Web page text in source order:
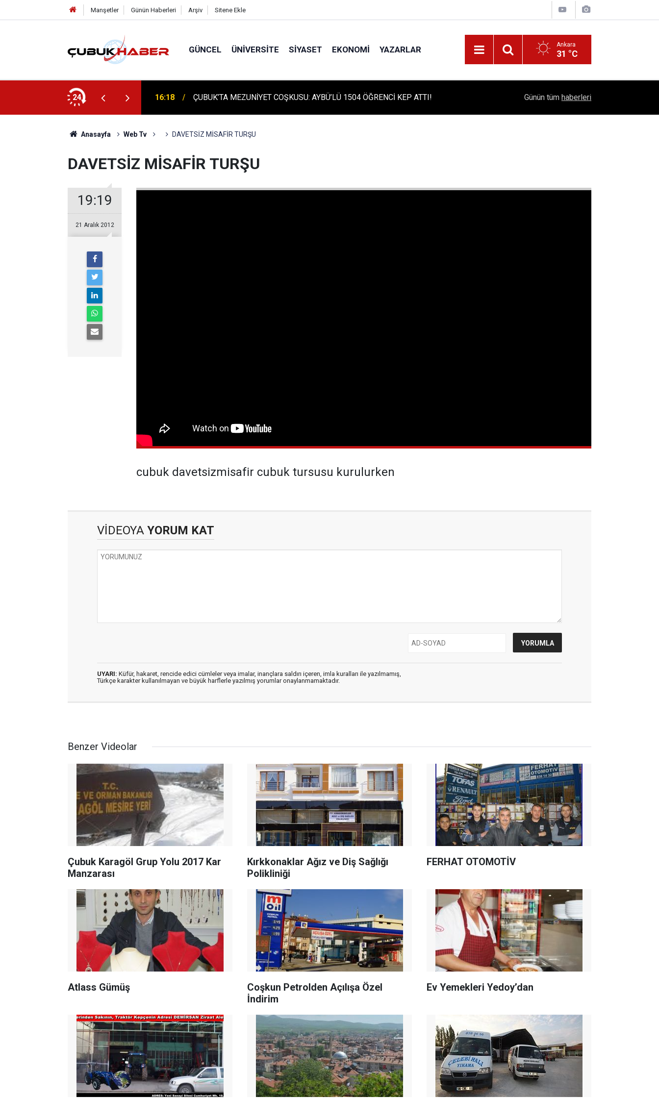
Manşetler Günün Haberleri Arşiv Sitene Ekle
GÜNCEL ÜNIVERSITE SIYASET EKONOMI YAZARLAR Ankara
31 °C
24
AYBÜ’LÜ 1504 ÖĞRENCİ KEP ATTI! 16:14
ÇUBUK'TA TARİHİ GÜN: PROTÜRK PLAZMA FRAKSİNASYON TESİSİ'NİN
TEMELİ ATILDI
Belli Oldu!
Günün tüm haberleri
Anasayfa Web Tv DAVETSİZ MİSAFİR TURŞU
DAVETSİZ MİSAFİR TURŞU
19:19
21 Aralık 2012
cubuk davetsizmisafir cubuk tursusu kurulurken
VİDEOYA YORUM KAT
UYARI: Küfür, hakaret, rencide edici cümleler veya imalar, inançlara saldırı içeren, imla kuralları ile yazılmamış,
Türkçe karakter kullanılmayan ve büyük harflerle yazılmış yorumlar onaylanmamaktadır.
Benzer Videolar
Çubuk Karagöl Grup Yolu 2017 Kar
Manzarası
Kırkkonaklar Ağız ve Diş Sağlığı
Polikliniği
FERHAT OTOMOTİV
Atlass Gümüş
Coşkun Petrolden Açılışa Özel
İndirim
Ev Yemekleri Yedoy’dan